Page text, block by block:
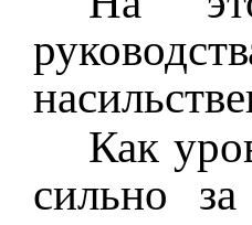
Как
сильно